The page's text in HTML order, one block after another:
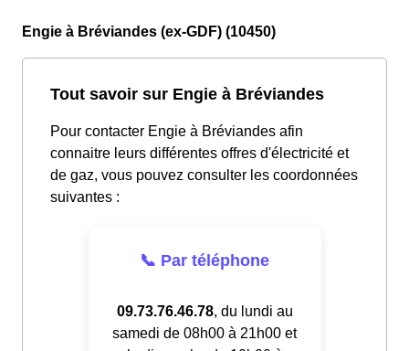
Engie à Bréviandes (ex-GDF) (10450)
Tout savoir sur Engie à Bréviandes
Pour contacter Engie à Bréviandes afin
connaitre leurs différentes offres d'électricité et
de gaz, vous pouvez consulter les coordonnées
suivantes :
📞 Par téléphone
09.73.76.46.78, du lundi au
samedi de 08h00 à 21h00 et